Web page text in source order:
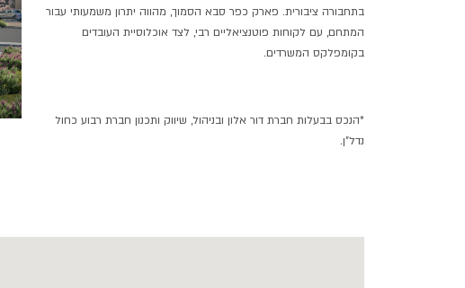
בתחבורה ציבורית. פארק כפר סבא הסמוך, מהווה יתרון משמעותי עבור
המתחם, עם לקוחות פוטנציאליים רבי, לצד אוכלוסיית העובדים
בקומפלקס המשרדים.
*הנכס בבעלות חברת דור אלון ובניהול, שיווק ותכנון חברת רבוע כחול
נדל"ן.